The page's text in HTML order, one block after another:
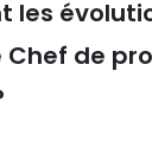
les
de